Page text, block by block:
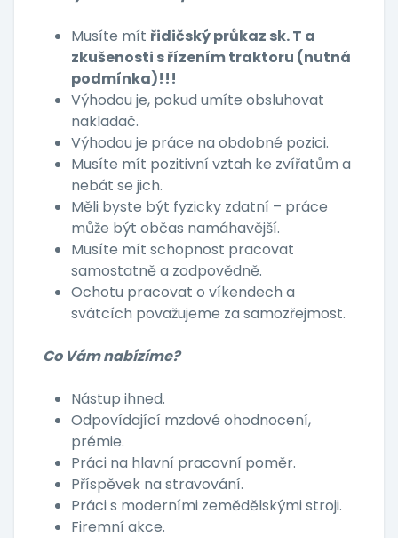
Musíte mít řidičský průkaz sk. T a
zkušenosti s řízením traktoru (nutná
podmínka)!!!
Výhodou je, pokud umíte obsluhovat
nakladač.
Výhodou je práce na obdobné pozici.
Musíte mít pozitivní vztah ke zvířatům a
nebát se jich.
Měli byste být fyzicky zdatní – práce
může být občas namáhavější.
Musíte mít schopnost pracovat
samostatně a zodpovědně.
Ochotu pracovat o víkendech a
svátcích považujeme za samozřejmost.
Co Vám nabízíme?
Nástup ihned.
Odpovídající mzdové ohodnocení,
prémie.
Práci na hlavní pracovní poměr.
Příspěvek na stravování.
Práci s moderními zemědělskými stroji.
Firemní akce.